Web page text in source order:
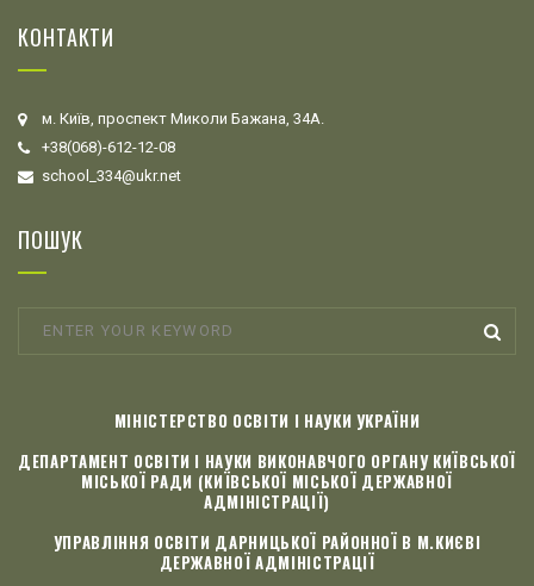
КОНТАКТИ
м. Київ, проспект Миколи Бажана, 34А.
+38(068)-612-12-08
school_334@ukr.net
ПОШУК
МІНІСТЕРСТВО ОСВІТИ І НАУКИ УКРАЇНИ
ДЕПАРТАМЕНТ ОСВІТИ І НАУКИ ВИКОНАВЧОГО ОРГАНУ КИЇВСЬКОЇ
МІСЬКОЇ РАДИ (КИЇВСЬКОЇ МІСЬКОЇ ДЕРЖАВНОЇ
АДМІНІСТРАЦІЇ)
УПРАВЛІННЯ ОСВІТИ ДАРНИЦЬКОЇ РАЙОННОЇ В М.КИЄВІ
ДЕРЖАВНОЇ АДМІНІСТРАЦІЇ